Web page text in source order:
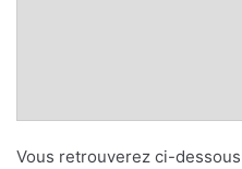
Vous retrouverez ci-